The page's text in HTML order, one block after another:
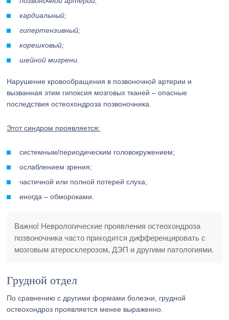
кардиальный;
гипертензивный;
корешковый;
шейной мигрени.
Нарушение кровообращения в позвоночной артерии и
вызванная этим гипоксия мозговых тканей – опасные
последствия остеохондроза позвоночника.
Этот синдром проявляется:
системным/периодическим головокружением;
ослаблением зрения;
частичной или полной потерей слуха;
иногда – обмороками.
Важно! Неврологические проявления остеохондроза
позвоночника часто приходится дифференцировать с
мозговым атеросклерозом, ДЭП и другими патологиями.
Грудной отдел
По сравнению с другими формами болезни, грудной
остеохондроз проявляется менее выраженно.